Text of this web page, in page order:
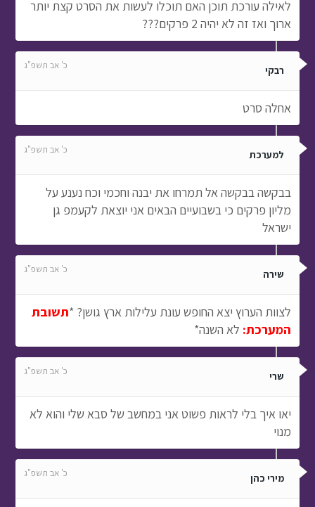
לאילה עורכת תוכן האם תוכלו לעשות את הסרט קצת יותר
ארוך ואז זה לא יהיה 2 פרקים???
רבקי כ' אב תשפ"ג
אחלה סרט
למערכת כ' אב תשפ"ג
בבקשה בבקשה אל תמרחו את יבנה וחכמי וכח נענע על
מליון פרקים כי בשבועיים הבאים אני יוצאת לקעמפ גן
ישראל
שירה כ' אב תשפ"ג
לצוות הערוץ יצא החופש עונת עלילות ארץ גושן? *תשובת
המערכת: לא השנה*
שרי כ' אב תשפ"ג
יאו איך בלי לראות פשוט אני במחשב של סבא שלי והוא לא
מנוי
מירי כהן כ' אב תשפ"ג